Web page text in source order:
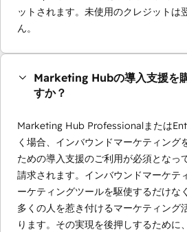
ットされます。未使用のクレジットは
ん。
Marketing Hubの導入支援を
すか？
Marketing Hub Professionalまたは
く場合、インバウンドマーケティング
ための導入支援のご利用が必須となっ
請求されます。インバウンドマーケテ
ーケティングツールを駆使するだけな
多くの人を惹き付けるマーケティング
ります。その実現を後押しするため